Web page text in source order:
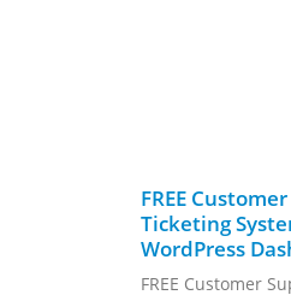
FREE
Ticketing
WordPress
FREE Customer